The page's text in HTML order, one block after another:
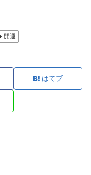
開運
はてブ